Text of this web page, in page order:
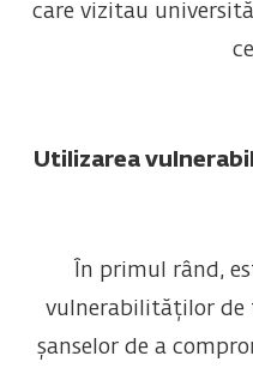
care vizitau
Utilizarea
În primul rând,
vulnerabilităților de
șanselor de a